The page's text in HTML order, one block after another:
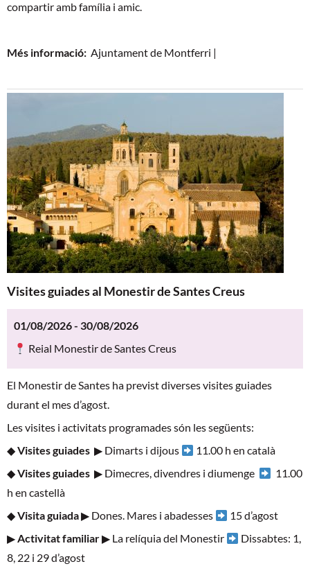
compartir amb família i amic.
Més informació: Ajuntament de Montferri |
Visites guiades al Monestir de Santes Creus
01/08/2026 - 30/08/2026
Reial Monestir de Santes Creus
El Monestir de Santes ha previst diverses visites guiades
durant el mes d’agost.
Les visites i activitats programades són les següents:
◆Visites guiades ▶ Dimarts i dijous
11.00 h en català
◆Visites guiades ▶ Dimecres, divendres i diumenge
11.00
h en castellà
◆Visita guiada▶ Dones. Mares i abadesses
15 d’agost
▶Activitat familiar▶ La relíquia del Monestir
Dissabtes: 1,
8, 22 i 29 d’agost